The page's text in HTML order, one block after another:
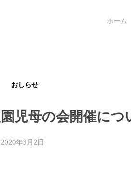
ホーム
おしらせ
児母の会開催につ
2020年3月2日